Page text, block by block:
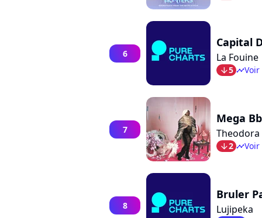
6
Capital
La Fouine
arrow_bot5 timelineVoir
7
Mega
Theodora
arrow_bot2 timelineVoir
8
Bruler
Lujipeka